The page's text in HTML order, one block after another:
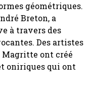
géométriques.
Breton, a
à travers des
Des artistes
Magritte ont créé
oniriques qui ont